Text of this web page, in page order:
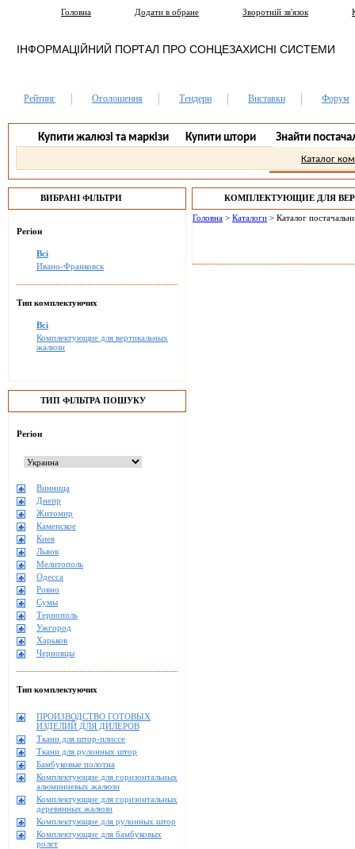
Головна Додати в обране Зворотній зв'язок
ІНФОРМАЦІЙНИЙ ПОРТАЛ ПРО СОНЦЕЗАХИСНІ СИСТЕМИ
Рейтинг Оголошення Тендери Виставки Форум
Купити жалюзі та маркізи Купити штори Знайти
Каталог
ВИБРАНІ ФІЛЬТРИ
Регіон
Всі
Ивано-Франковск
Тип комплектуючих
Всі
Комплектующие для вертикальных
жалюзи
ТИП ФІЛЬТРА ПОШУКУ
Регіон
Винница
Днепр
Житомир
Каменское
Киев
Львов
Мелитополь
Одесса
Ровно
Сумы
Тернополь
Ужгород
Харьков
Черновцы
Тип комплектуючих
ПРОИЗВОДСТВО ГОТОВЫХ
ИЗДЕЛИЙ ДЛЯ ДИЛЕРОВ
Ткани для штор-плиссе
Ткани для рулонных штор
Бамбуковые полотна
Комплектующие для горизонтальных
алюминиевых жалюзи
Комплектующие для горизонтальных
деревянных жалюзи
Комплектующие для рулонных штор
Комплектующие для бамбуковых
ролет
КОМПЛЕКТУЮЩИЕ ДЛЯ
ИВАНО-ФРАНКОВСК.
Головна > Каталоги > Каталог